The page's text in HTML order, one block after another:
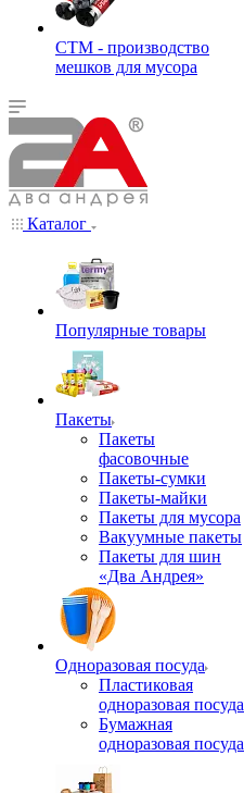
СТМ - производство
мешков для мусора
Каталог
Популярные товары
Пакеты
Пакеты
фасовочные
Пакеты-сумки
Пакеты-майки
Пакеты для мусора
Вакуумные пакеты
Пакеты для шин
«Два Андрея»
Одноразовая посуда
Пластиковая
одноразовая посуда
Бумажная
одноразовая посуда